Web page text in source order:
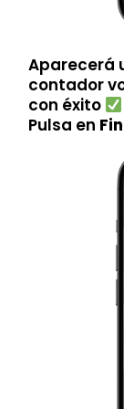
Aparecerá
contador
con éxito
Pulsa en